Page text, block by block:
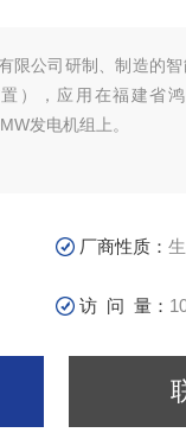
限公司研制、制造的
），应用在福建省
发电机组上。
厂商性质：
访 问 量：